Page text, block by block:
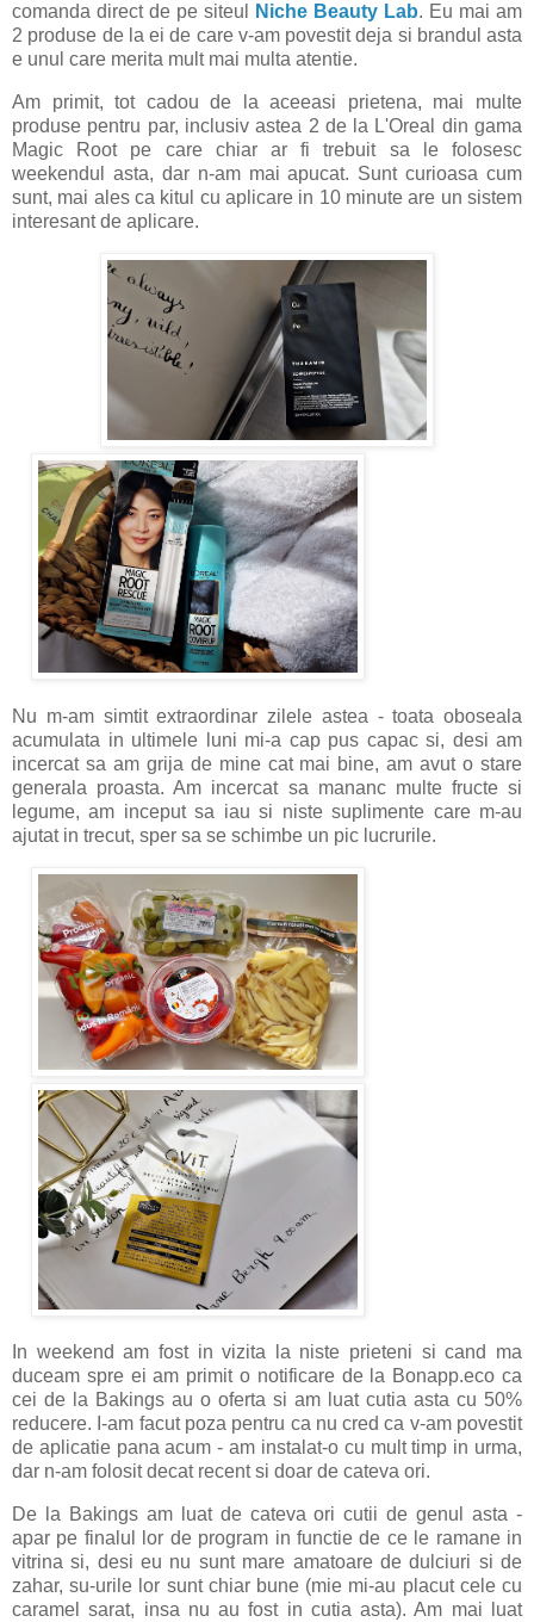
comanda direct de pe siteul
Niche Beauty Lab. Eu mai am
2 produse de la ei de care v-am povestit deja si brandul asta
e unul care merita mult mai multa atentie.
Am primit, tot cadou de la aceeasi prietena, mai multe
produse pentru par, inclusiv astea 2 de la L'Oreal din gama
Magic Root pe care chiar ar fi trebuit sa le folosesc
weekendul asta, dar n-am mai apucat. Sunt curioasa cum
sunt, mai ales ca kitul cu aplicare in 10 minute are un sistem
interesant de aplicare.
Nu m-am simtit extraordinar zilele astea - toata oboseala
acumulata in ultimele luni mi-a cap pus capac si, desi am
incercat sa am grija de mine cat mai bine, am avut o stare
generala proasta. Am incercat sa mananc multe fructe si
legume, am inceput sa iau si niste suplimente care m-au
ajutat in trecut, sper sa se schimbe un pic lucrurile.
In weekend am fost in vizita la niste prieteni si cand ma
duceam spre ei am primit o notificare de la Bonapp.eco ca
cei de la Bakings au o oferta si am luat cutia asta cu 50%
reducere. I-am facut poza pentru ca nu cred ca v-am povestit
de aplicatie pana acum - am instalat-o cu mult timp in urma,
dar n-am folosit decat recent si doar de cateva ori.
De la Bakings am luat de cateva ori cutii de genul asta -
apar pe finalul lor de program in functie de ce le ramane in
vitrina si, desi eu nu sunt mare amatoare de dulciuri si de
zahar, su-urile lor sunt chiar bune (mie mi-au placut cele cu
caramel sarat, insa nu au fost in cutia asta). Am mai luat